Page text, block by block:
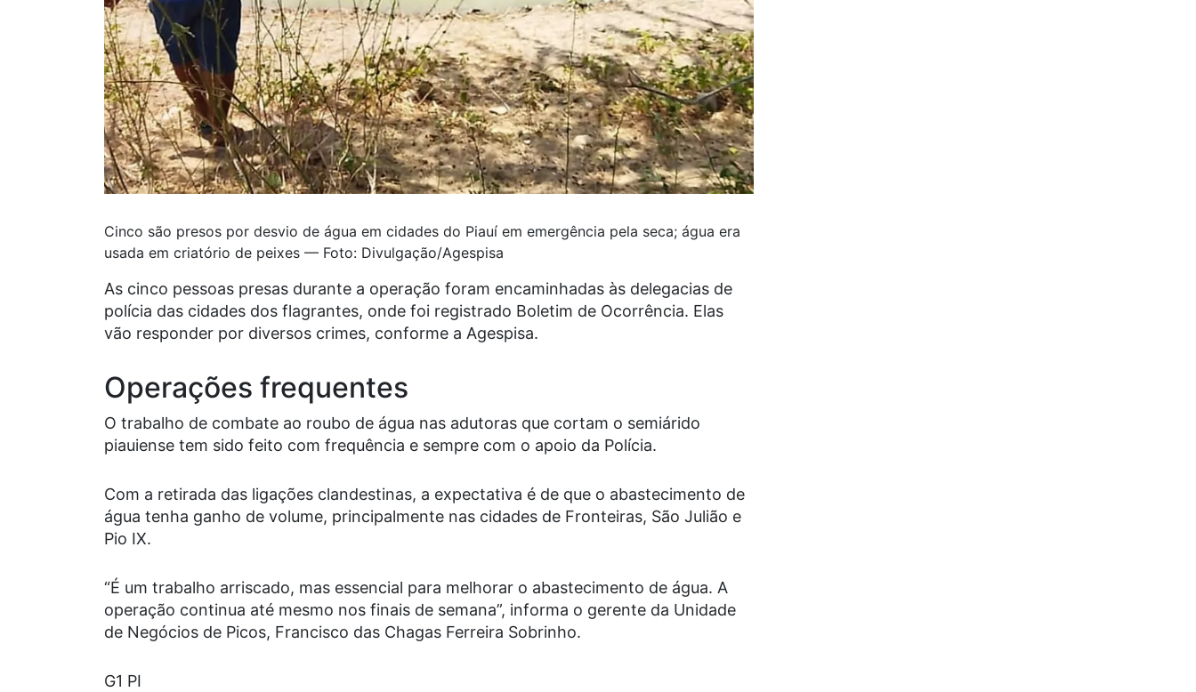
Cinco são presos por desvio de água em cidades do Piauí em emergência pela seca; água era
usada em criatório de peixes — Foto: Divulgação/Agespisa
As cinco pessoas presas durante a operação foram encaminhadas às delegacias de
polícia das cidades dos flagrantes, onde foi registrado Boletim de Ocorrência. Elas
vão responder por diversos crimes, conforme a Agespisa.
Operações frequentes
O trabalho de combate ao roubo de água nas adutoras que cortam o semiárido
piauiense tem sido feito com frequência e sempre com o apoio da Polícia.
Com a retirada das ligações clandestinas, a expectativa é de que o abastecimento de
água tenha ganho de volume, principalmente nas cidades de Fronteiras, São Julião e
Pio IX.
“É um trabalho arriscado, mas essencial para melhorar o abastecimento de água. A
operação continua até mesmo nos finais de semana”, informa o gerente da Unidade
de Negócios de Picos, Francisco das Chagas Ferreira Sobrinho.
G1 PI